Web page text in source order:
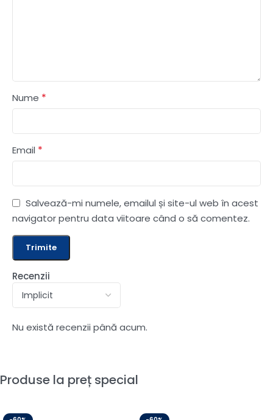
Recenzii
Nu există recenzii până acum.
Nume *
Email *
Salvează-mi numele, emailul și site-ul web în acest
navigator pentru data viitoare când o să comentez.
Produse la preț special